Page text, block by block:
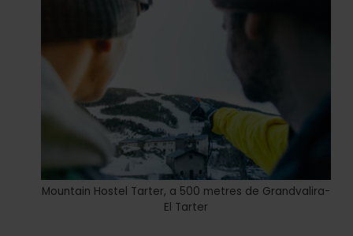
Mountain Hostel Tarter, a 500 metres de Grandvalira-
El Tarter